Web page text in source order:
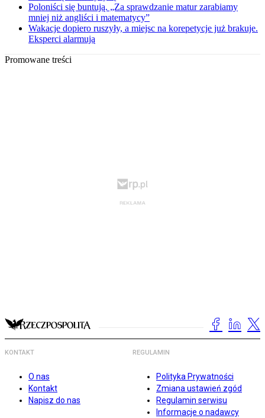
Poloniści się buntują. „Za sprawdzanie matur zarabiamy
mniej niż angliści i matematycy”
Wakacje dopiero ruszyły, a miejsc na korepetycje już brakuje.
Eksperci alarmują
Promowane treści
KONTAKT
O nas
Kontakt
Napisz do nas
REGULAMIN
Polityka Prywatności
Zmiana ustawień zgód
Regulamin serwisu
Informacje o nadawcy